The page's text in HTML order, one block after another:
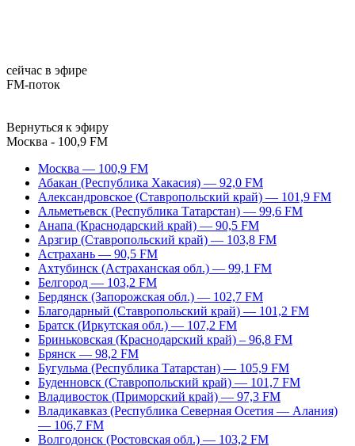
сейчас в эфире
FM-поток
Вернуться к эфиру
Москва - 100,9 FM
Москва — 100,9 FM
Абакан (Республика Хакасия) — 92,0 FM
Александровское (Ставропольский край) — 101,9 FM
Альметьевск (Республика Татарстан) — 99,6 FM
Анапа (Краснодарский край) — 90,5 FM
Арзгир (Ставропольский край) — 103,8 FM
Астрахань — 90,5 FM
Ахтубинск (Астраханская обл.) — 99,1 FM
Белгород — 103,2 FM
Бердянск (Запорожская обл.) — 102,7 FM
Благодарный (Ставропольский край) — 101,2 FM
Братск (Иркутская обл.) — 107,2 FM
Бриньковская (Краснодарский край) – 96,8 FM
Брянск — 98,2 FM
Бугульма (Республика Татарстан) — 105,9 FM
Буденновск (Ставропольский край) — 101,7 FM
Владивосток (Приморский край) — 97,3 FM
Владикавказ (Республика Северная Осетия — Алания)
— 106,7 FM
Волгодонск (Ростовская обл.) — 103,2 FM